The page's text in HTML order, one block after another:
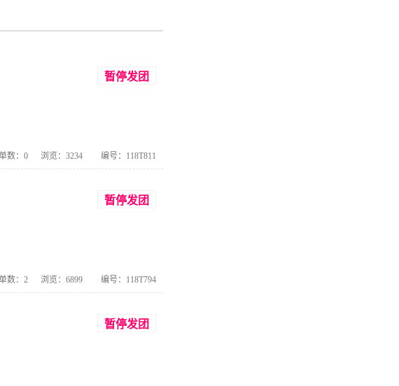
数： 0 浏览： 3234 编号：118T811
暂停发团
数： 2 浏览： 6899 编号：118T794
暂停发团
暂停发团